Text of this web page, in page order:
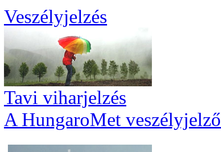
Veszélyjelzés
Tavi viharjelzés
A HungaroMet